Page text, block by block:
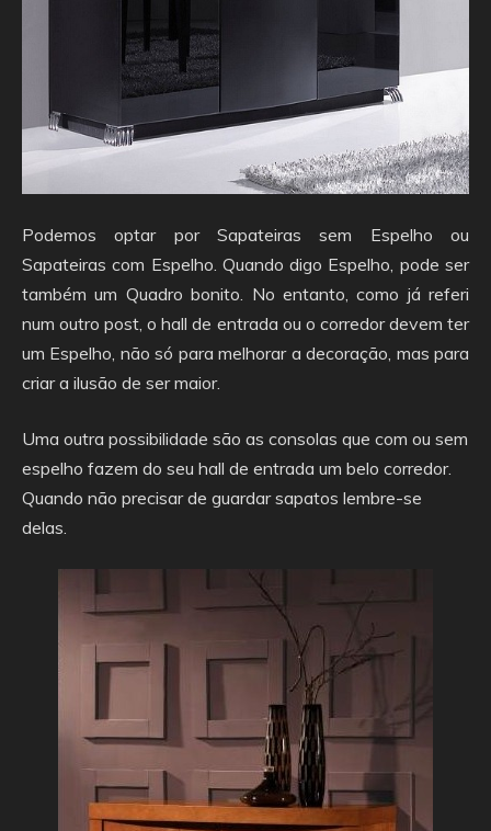
Podemos optar por Sapateiras sem Espelho ou
Sapateiras com Espelho. Quando digo Espelho, pode ser
também um Quadro bonito. No entanto, como já referi
num outro post, o hall de entrada ou o corredor devem ter
um Espelho, não só para melhorar a decoração, mas para
criar a ilusão de ser maior.
Uma outra possibilidade são as consolas que com ou sem
espelho fazem do seu hall de entrada um belo corredor.
Quando não precisar de guardar sapatos lembre-se
delas.